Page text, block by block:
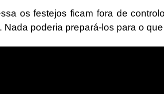
os festejos ficam fora de
Nada poderia prepará-los para o